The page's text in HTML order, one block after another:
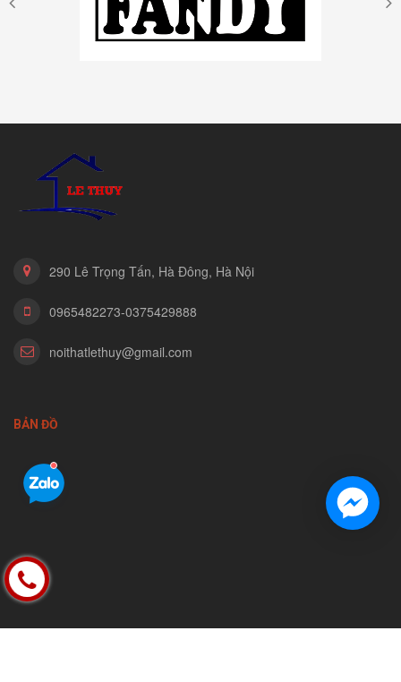
290 Lê Trọng Tấn, Hà Đông, Hà Nội
0965482273-0375429888
noithatlethuy@gmail.com
BẢN ĐỒ